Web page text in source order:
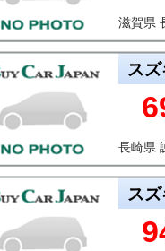
滋賀県
スズ
長崎県
スズ